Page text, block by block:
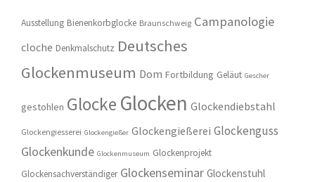
Ausstellung Bienenkorbglocke Braunschweig Campanologie
cloche Denkmalschutz Deutsches
Glockenmuseum Dom Fortbildung Geläut Gescher
gestohlen Glocke Glocken Glockendiebstahl
Glockengiesserei Glockengießer Glockengießerei Glockenguss
Glockenkunde Glockenmuseum Glockenprojekt
Glockensachverständiger Glockenseminar Glockenstuhl